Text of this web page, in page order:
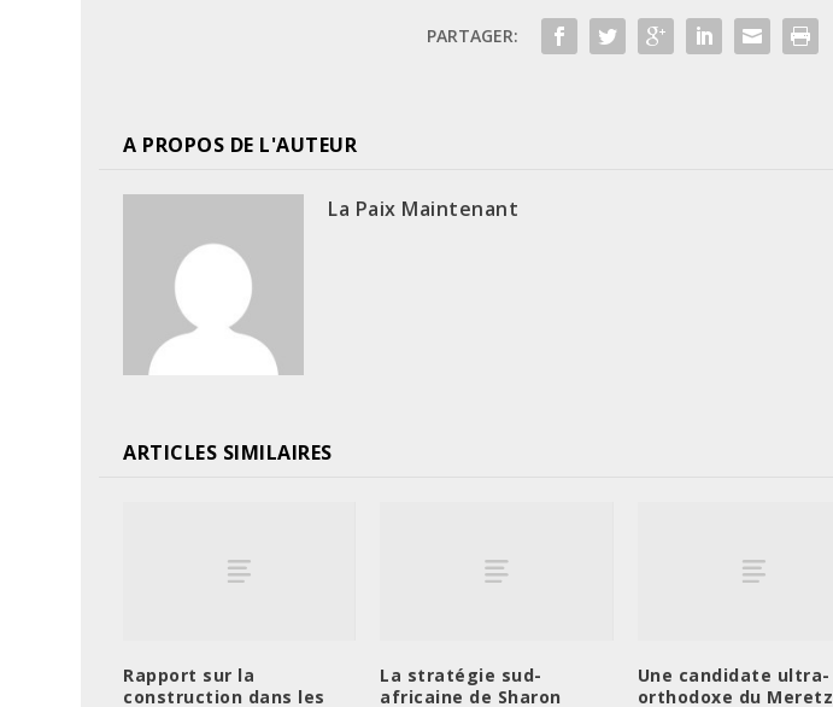
PARTAGER:
A PROPOS DE L'AUTEUR
La Paix Maintenant
ARTICLES SIMILAIRES
Rapport sur la
construction dans les
La stratégie sud-
africaine de Sharon
Une candidate ultra-
orthodoxe du Meretz